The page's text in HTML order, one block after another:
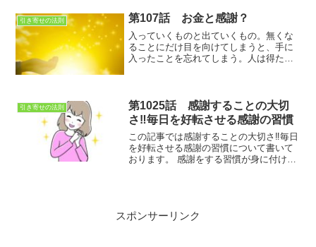
引き寄せの法則 第107話 お金と感謝？
入っていくものと出ていくもの。無くな
ることにだけ目を向けてしまうと、手に
入ったことを忘れてしまう。人は得た事
引き寄せの法則
第1025話 感謝することの大切
さ‼毎日を好転させる感謝の習慣
この記事では感謝することの大切さ‼毎日
を好転させる感謝の習慣に ついて書いて
おります。 感謝をする習慣が身に付けば
になりがちです
スポンサーリンク